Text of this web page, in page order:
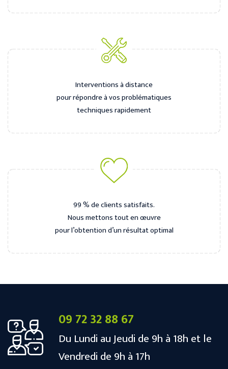
Interventions à distance
pour répondre à vos problématiques
techniques rapidement
99 % de clients satisfaits.
Nous mettons tout en œuvre
pour l’obtention d’un résultat optimal
09 72 32 88 67
Du Lundi au Jeudi de 9h à 18h et le
Vendredi de 9h à 17h